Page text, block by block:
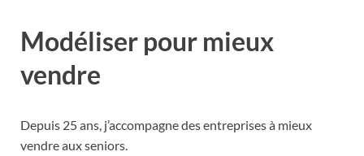
Modéliser pour mieux
vendre
Depuis 25 ans, j’accompagne des entreprises à mieux
vendre aux seniors.